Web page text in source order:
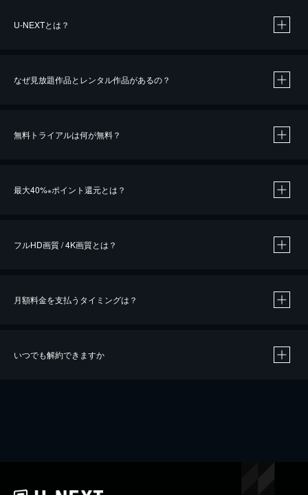
U-NEXTとは？
なぜ見放題作品とレンタル作品があるの？
無料トライアルは何が無料？
最大40%※ポイント還元とは？
※40％ポイント還元の対象は、クレジットカード決済による作品の購入 / レンタルです。
iOSアプリのUコイン決済による作品の購入 / レンタルは、20％のポイント還元です。
フルHD画質 / 4K画質とは？
月額料金を支払うタイミングは？
いつでも解約できますか